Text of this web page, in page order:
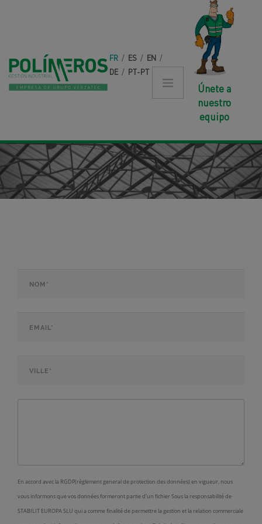
FR / ES / EN /
DE / PT-PT
Únete a
nuestro
equipo
En accord avec la RGDP(règlement general de protection des données) en vigueur, nous
vous informons que vos données formeront partie d’un fichier Sous la responsabilité de
STABILIT EUROPA SLU qui a comme finalité de permettre la gestion et la relation commerciale